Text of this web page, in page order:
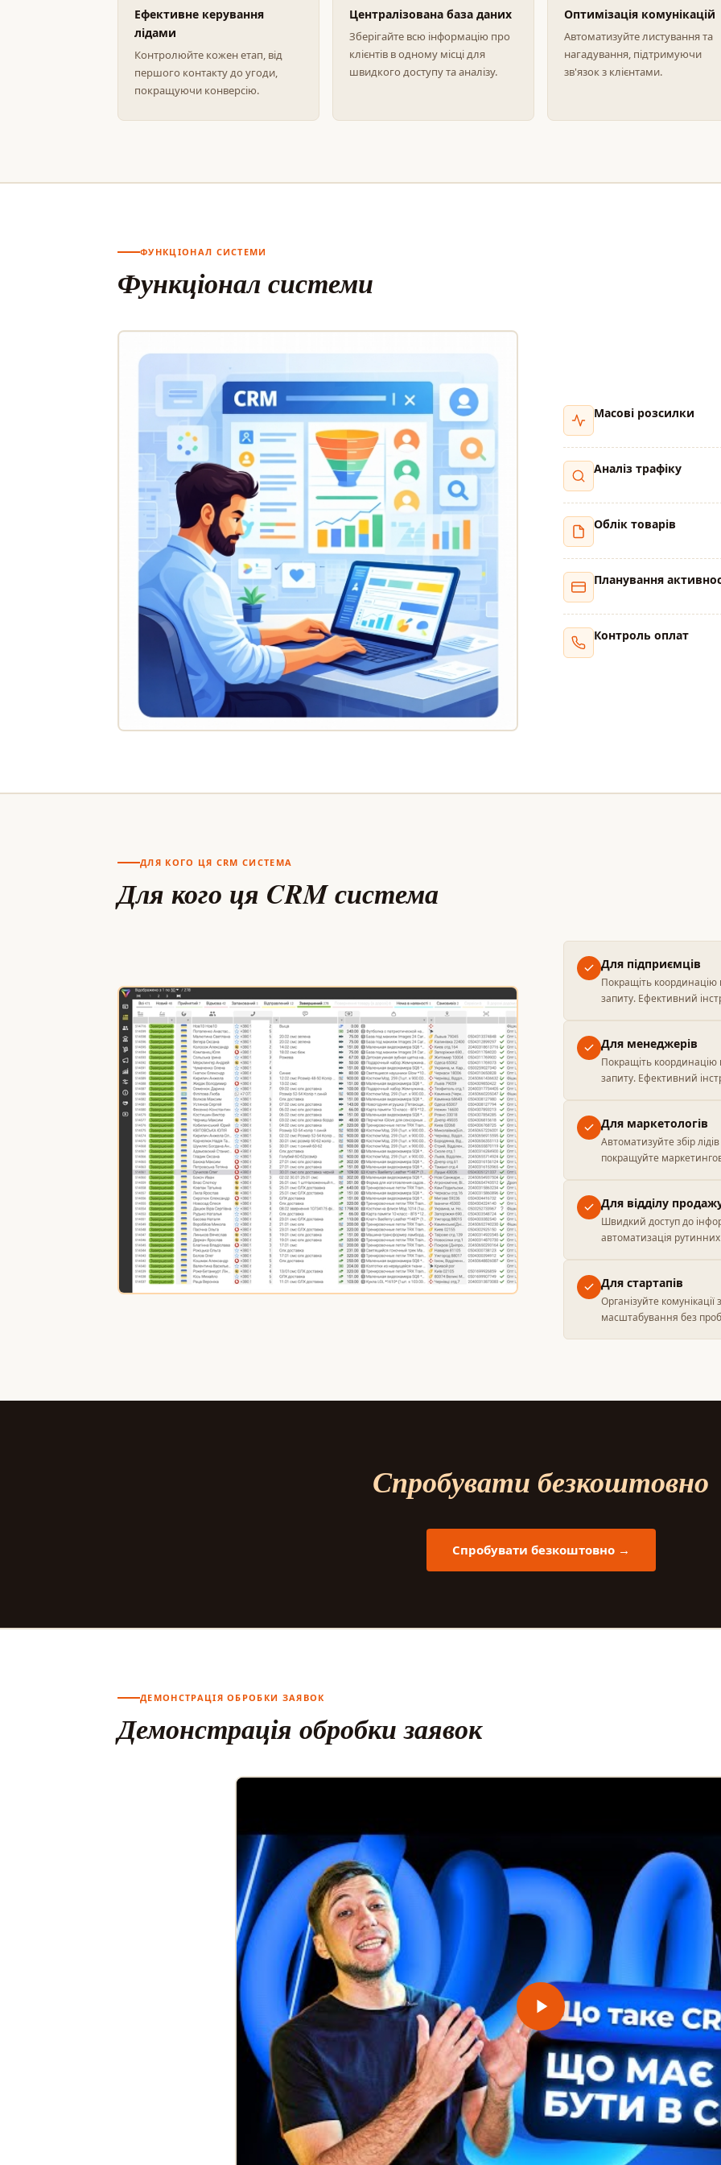
Ефективне керування
лідами
Контролюйте кожен етап, від
першого контакту до угоди,
покращуючи конверсію.
Централізована база даних
Зберігайте всю інформацію про
клієнтів в одному місці для
швидкого доступу та аналізу.
Оптимізація комунікацій
Автоматизуйте листування та
нагадування, підтримуючи
зв'язок з клієнтами.
ФУНКЦІОНАЛ СИСТЕМИ
Функціонал системи
Масові розсилки
Аналіз трафіку
Облік товарів
Планування
Контроль оплат
ДЛЯ КОГО ЦЯ CRM СИСТЕМА
Для кого ця CRM система
Для підприємців
Покращіть координацію
запиту. Ефективний
Для менеджерів
Покращіть координацію
запиту. Ефективний
Для маркетологів
Автоматизуйте збір
покращуйте
Для відділу
Швидкий доступ до
автоматизація
Для стартапів
Організуйте
масштабування без
Спробувати безкоштовно
Спробувати безкоштовно →
ДЕМОНСТРАЦІЯ ОБРОБКИ ЗАЯВОК
Демонстрація обробки заявок